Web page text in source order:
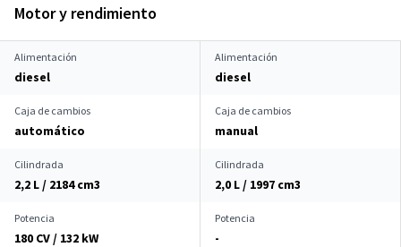
Motor y rendimiento
Alimentación
diesel
Alimentación
diesel
Caja de cambios
automático
Caja de cambios
manual
Cilindrada
2,2 L / 2184 cm3
Cilindrada
2,0 L / 1997 cm3
Potencia
180 CV / 132 kW
Potencia
-